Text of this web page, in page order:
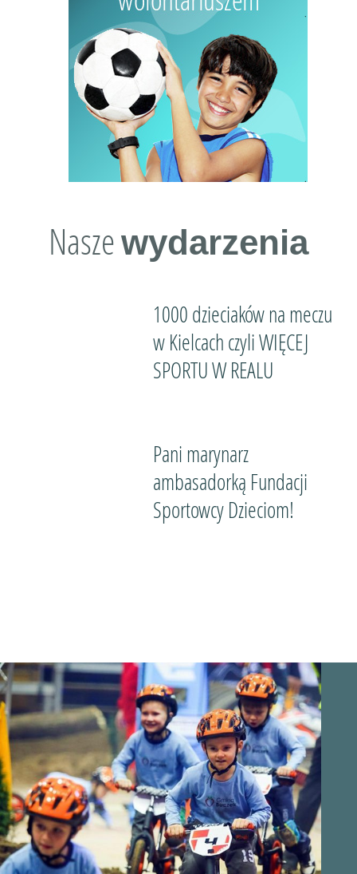
Naszewydarzenia
1000 dzieciaków na meczu
w Kielcach czyli WIĘCEJ
SPORTU W REALU
Pani marynarz
ambasadorką Fundacji
Sportowcy Dzieciom!